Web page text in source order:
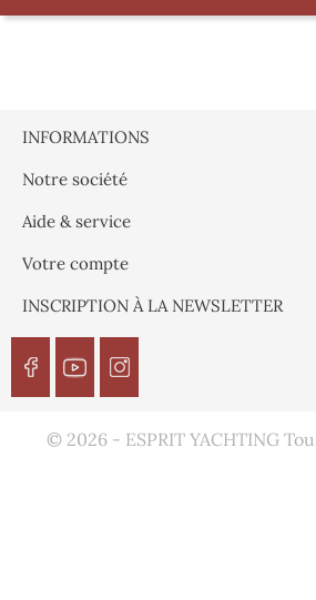
Unité, 6 x 60 mm Unité, 6 x 40 mm
INFORMATIONS
Notre société
Aide & service
Votre compte
INSCRIPTION À LA NEWSLETTER
© 2026 - ESPRIT YACHTING